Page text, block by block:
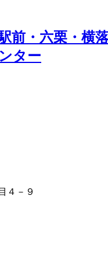
前・六栗・横
ター
４－９